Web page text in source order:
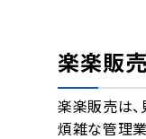
楽楽販売
楽楽販売は、
煩雑な管理